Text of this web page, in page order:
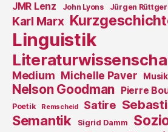
JMR Lenz John Lyons Jürgen
Karl Marx
Linguistik
Medium Michelle Paver Musik
Nelson Goodman Pierre
Poetik
Remscheid Satire
Semantik Sigrid Damm